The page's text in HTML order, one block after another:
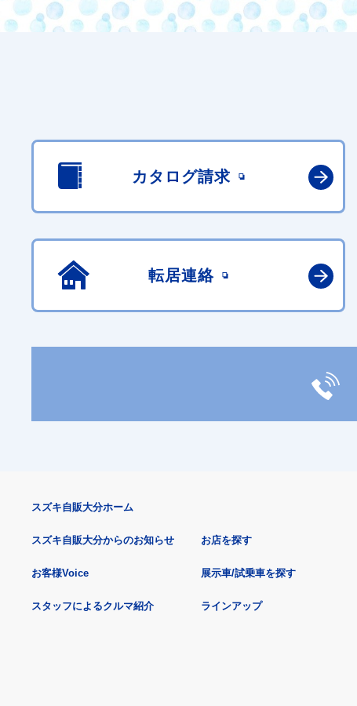
カタログ請求
転居連絡
スズキ自販大分ホーム
スズキ自販大分からのお知らせ
お客様Voice
スタッフによるクルマ紹介
お店を探す
展示車/試乗車を探す
ラインアップ